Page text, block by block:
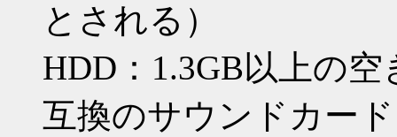
とされる）
HDD：1.3GB以上の
互換のサウンドカード